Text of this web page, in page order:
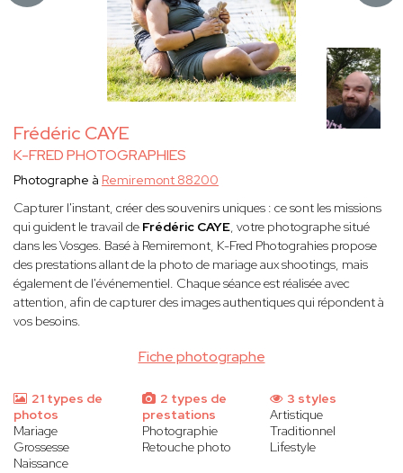
Frédéric CAYE
K-FRED PHOTOGRAPHIES
Fiche photographe
Photographe à Remiremont 88200
Capturer l'instant, créer des souvenirs uniques : ce sont les missions
qui guident le travail de Frédéric CAYE, votre photographe situé
dans les Vosges. Basé à Remiremont, K-Fred Photograhies propose
des prestations allant de la photo de mariage aux shootings, mais
également de l'événementiel. Chaque séance est réalisée avec
attention, afin de capturer des images authentiques qui répondent à
vos besoins.
21 types de
photos
Mariage
Grossesse
Naissance
2 types de
prestations
Photographie
Retouche photo
3 styles
Artistique
Traditionnel
Lifestyle